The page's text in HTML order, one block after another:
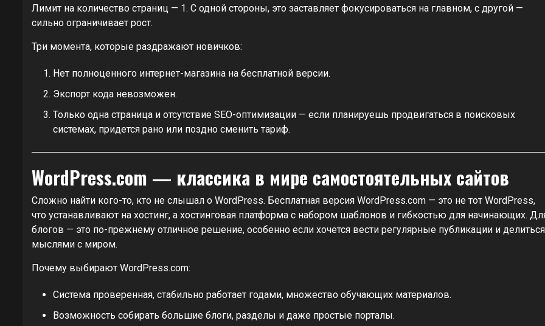
Лимит на количество страниц — 1. С одной стороны, это заставляет фокусироваться на главном, с другой —
сильно ограничивает рост.
Три момента, которые раздражают новичков:
Нет полноценного интернет-магазина на бесплатной версии.
Экспорт кода невозможен.
Только одна страница и отсутствие SEO-оптимизации — если планируешь продвигаться в поисковых
системах, придется рано или поздно сменить тариф.
WordPress.com — классика в мире самостоятельных сайтов
Сложно найти кого-то, кто не слышал о WordPress. Бесплатная версия WordPress.com — это не тот WordPress,
что устанавливают на хостинг, а хостинговая платформа с набором шаблонов и гибкостью для начинающих.
блогов — это по-прежнему отличное решение, особенно если хочется вести регулярные публикации и делиться
мыслями с миром.
Почему выбирают WordPress.com:
Система проверенная, стабильно работает годами, множество обучающих материалов.
Возможность собирать большие блоги, разделы и даже простые порталы.